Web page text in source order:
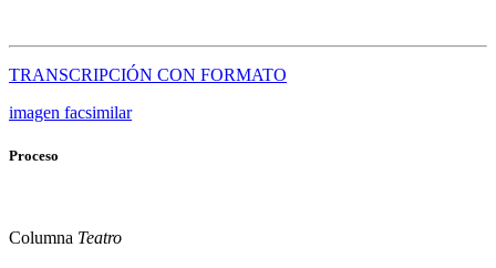
TRANSCRIPCIÓN CON FORMATO
imagen facsimilar
Proceso
Columna Teatro